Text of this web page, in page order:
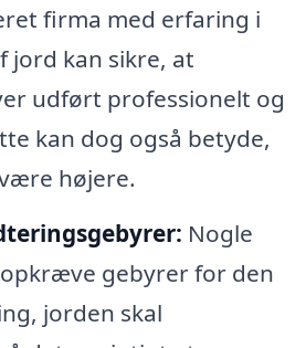
firma med erfaring i
jord kan sikre, at
udført professionelt og
kan dog også betyde,
højere.
Nogle
gebyrer for den
jorden skal